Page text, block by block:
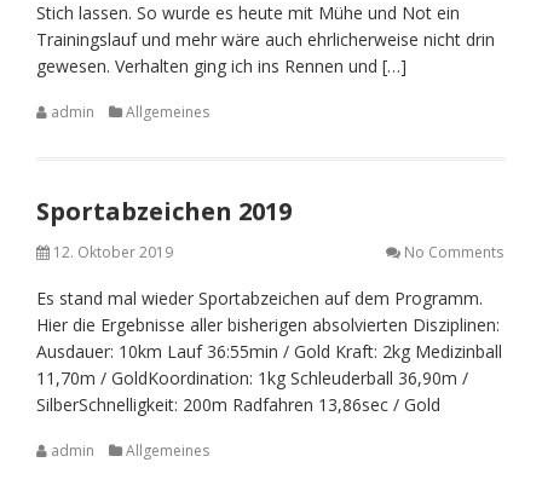
Stich lassen. So wurde es heute mit Mühe und Not ein
Trainingslauf und mehr wäre auch ehrlicherweise nicht drin
gewesen. Verhalten ging ich ins Rennen und […]
admin Allgemeines
Sportabzeichen 2019
12. Oktober 2019 No Comments
Es stand mal wieder Sportabzeichen auf dem Programm.
Hier die Ergebnisse aller bisherigen absolvierten Disziplinen:
Ausdauer: 10km Lauf 36:55min / Gold Kraft: 2kg Medizinball
11,70m / GoldKoordination: 1kg Schleuderball 36,90m /
SilberSchnelligkeit: 200m Radfahren 13,86sec / Gold
admin Allgemeines